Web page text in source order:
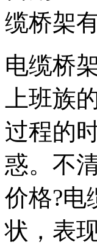
缆桥架
电缆桥
上班族
过程的
惑。不
价格?电
状，表